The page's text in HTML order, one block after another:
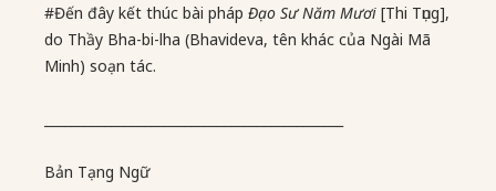
#Đến đây kết thúc bài pháp Đạo Sư Năm Mươi [Thi Tụng],
do Thầy Bha-bi-lha (Bhavideva, tên khác của Ngài Mã
Minh) soạn tác.
Bản Tạng Ngữ